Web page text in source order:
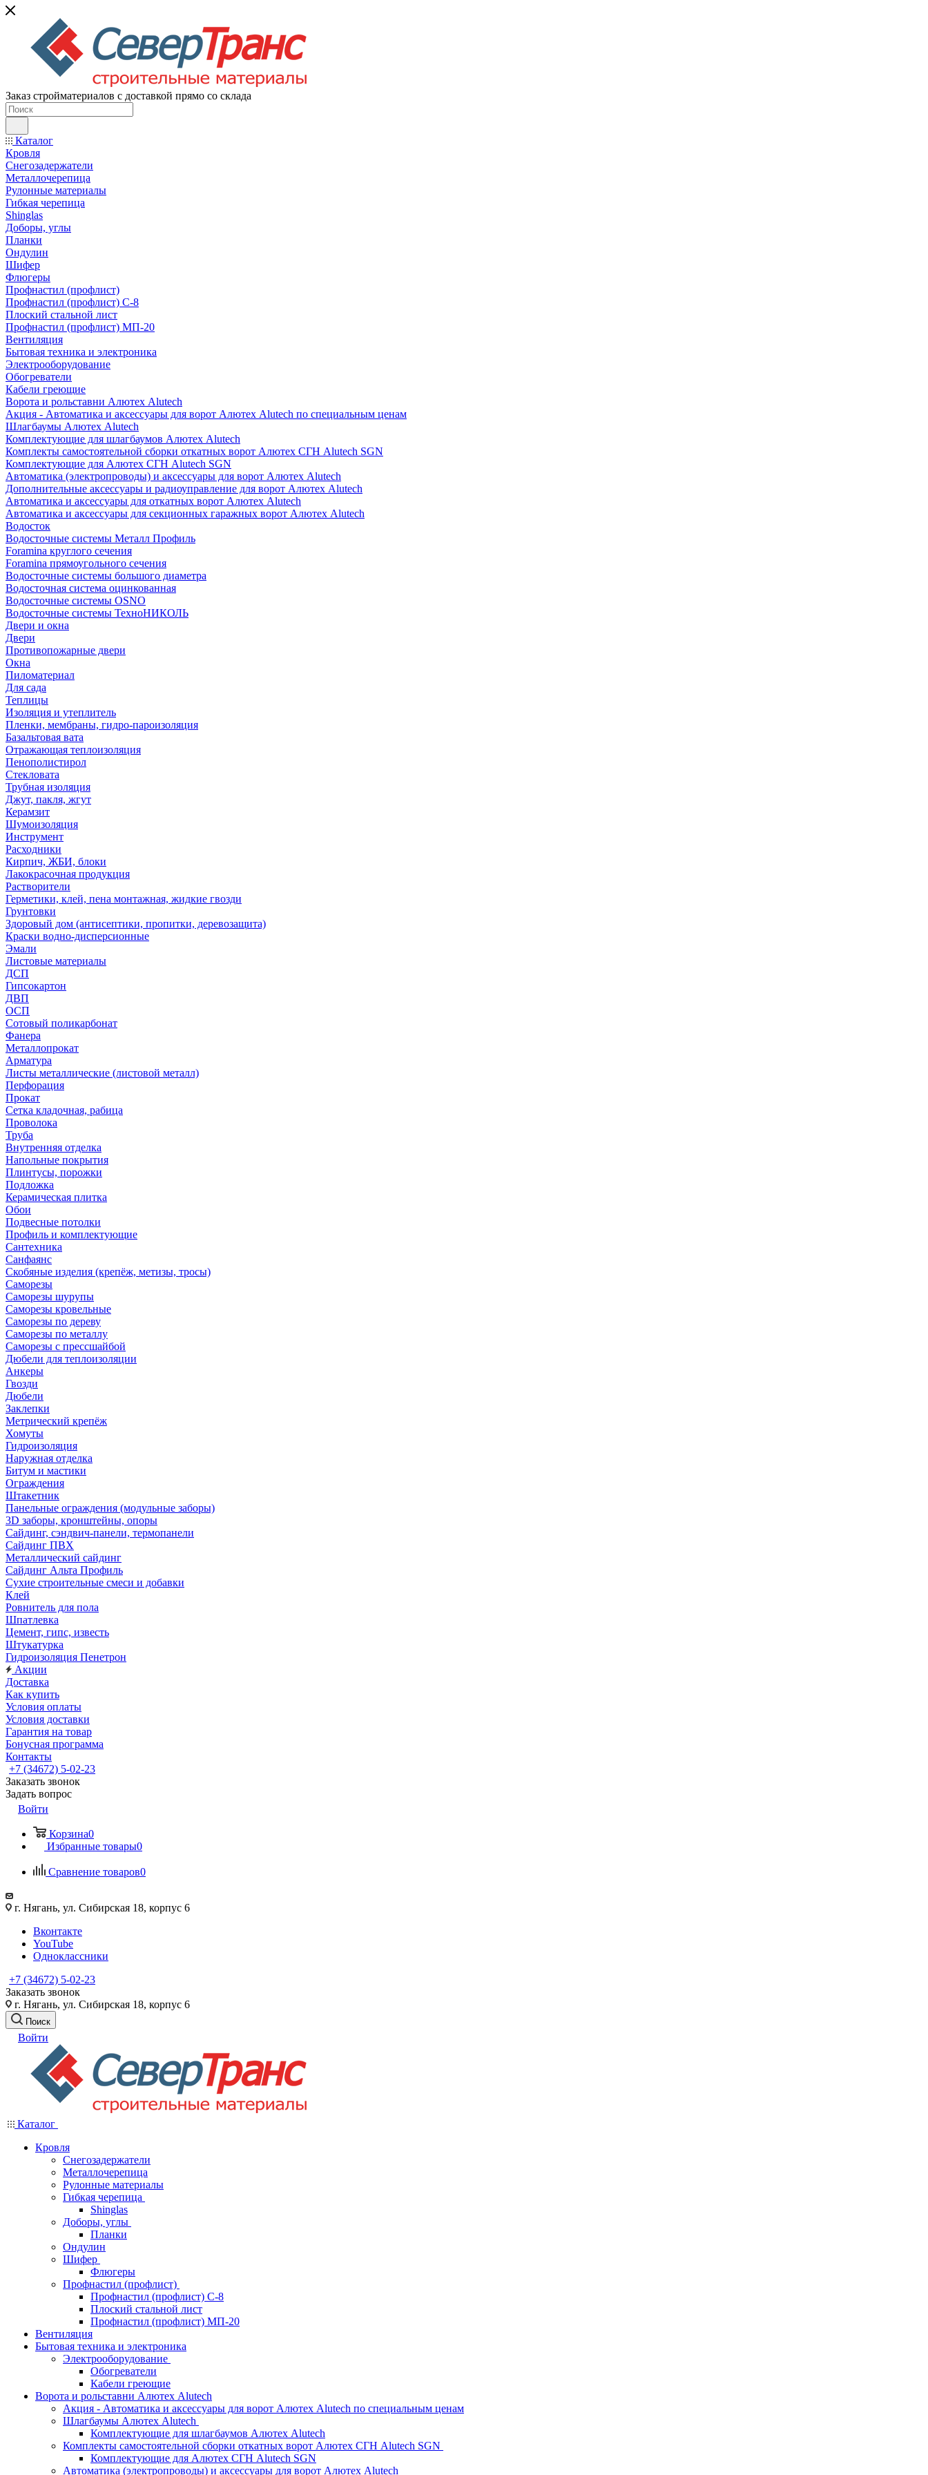
Заказ стройматериалов с доставкой прямо со склада
Каталог
Кровля
Снегозадержатели
Металлочерепица
Рулонные материалы
Гибкая черепица
Shinglas
Доборы, углы
Планки
Ондулин
Шифер
Флюгеры
Профнастил (профлист)
Профнастил (профлист) С-8
Плоский стальной лист
Профнастил (профлист) МП-20
Вентиляция
Бытовая техника и электроника
Электрооборудование
Обогреватели
Кабели греющие
Ворота и рольставни Алютех Alutech
Акция - Автоматика и аксессуары для ворот Алютех Alutech по специальным ценам
Шлагбаумы Алютех Alutech
Комплектующие для шлагбаумов Алютех Alutech
Комплекты самостоятельной сборки откатных ворот Алютех СГН Alutech SGN
Комплектующие для Алютех СГН Alutech SGN
Автоматика (электропроводы) и аксессуары для ворот Алютех Alutech
Дополнительные аксессуары и радиоуправление для ворот Алютех Alutech
Автоматика и аксессуары для откатных ворот Алютех Alutech
Автоматика и аксессуары для секционных гаражных ворот Алютех Alutech
Водосток
Водосточные системы Металл Профиль
Foramina круглого сечения
Foramina прямоугольного сечения
Водосточные системы большого диаметра
Водосточная система оцинкованная
Водосточные системы OSNO
Водосточные системы ТехноНИКОЛЬ
Двери и окна
Двери
Противопожарные двери
Окна
Пиломатериал
Для сада
Теплицы
Изоляция и утеплитель
Пленки, мембраны, гидро-пароизоляция
Базальтовая вата
Отражающая теплоизоляция
Пенополистирол
Стекловата
Трубная изоляция
Джут, пакля, жгут
Керамзит
Шумоизоляция
Инструмент
Расходники
Кирпич, ЖБИ, блоки
Лакокрасочная продукция
Растворители
Герметики, клей, пена монтажная, жидкие гвозди
Грунтовки
Здоровый дом (антисептики, пропитки, деревозащита)
Краски водно-дисперсионные
Эмали
Листовые материалы
ДСП
Гипсокартон
ДВП
ОСП
Сотовый поликарбонат
Фанера
Металлопрокат
Арматура
Листы металлические (листовой металл)
Перфорация
Прокат
Сетка кладочная, рабица
Проволока
Труба
Внутренняя отделка
Напольные покрытия
Плинтусы, порожки
Подложка
Керамическая плитка
Обои
Подвесные потолки
Профиль и комплектующие
Сантехника
Санфаянс
Скобяные изделия (крепёж, метизы, тросы)
Саморезы
Саморезы шурупы
Саморезы кровельные
Саморезы по дереву
Саморезы по металлу
Саморезы с прессшайбой
Дюбели для теплоизоляции
Анкеры
Гвозди
Дюбели
Заклепки
Метрический крепёж
Хомуты
Гидроизоляция
Наружная отделка
Битум и мастики
Ограждения
Штакетник
Панельные ограждения (модульные заборы)
3D заборы, кронштейны, опоры
Cайдинг, сэндвич-панели, термопанели
Сайдинг ПВХ
Металлический сайдинг
Сайдинг Альта Профиль
Сухие строительные смеси и добавки
Клей
Ровнитель для пола
Шпатлевка
Цемент, гипс, известь
Штукатурка
Гидроизоляция Пенетрон
Акции
Доставка
Как купить
Условия оплаты
Условия доставки
Гарантия на товар
Бонусная программа
Контакты
+7 (34672) 5-02-23
Заказать звонок
Задать вопрос
Войти
Корзина0
Избранные товары0
Сравнение товаров0
г. Нягань, ул. Сибирская 18, корпус 6
Вконтакте
YouTube
Одноклассники
+7 (34672) 5-02-23
Заказать звонок
г. Нягань, ул. Сибирская 18, корпус 6
Поиск
Войти
Каталог
Кровля
Снегозадержатели
Металлочерепица
Рулонные материалы
Гибкая черепица
Shinglas
Доборы, углы
Планки
Ондулин
Шифер
Флюгеры
Профнастил (профлист)
Профнастил (профлист) С-8
Плоский стальной лист
Профнастил (профлист) МП-20
Вентиляция
Бытовая техника и электроника
Электрооборудование
Обогреватели
Кабели греющие
Ворота и рольставни Алютех Alutech
Акция - Автоматика и аксессуары для ворот Алютех Alutech по специальным ценам
Шлагбаумы Алютех Alutech
Комплектующие для шлагбаумов Алютех Alutech
Комплекты самостоятельной сборки откатных ворот Алютех СГН Alutech SGN
Комплектующие для Алютех СГН Alutech SGN
Автоматика (электропроводы) и аксессуары для ворот Алютех Alutech